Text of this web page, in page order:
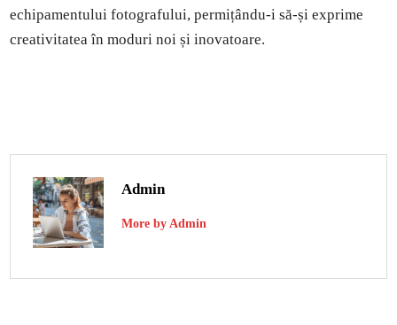
echipamentului fotografului, permițându-i să-și exprime
creativitatea în moduri noi și inovatoare.
Admin
More by Admin